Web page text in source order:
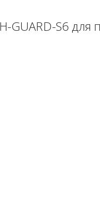
GUARD-S6 для